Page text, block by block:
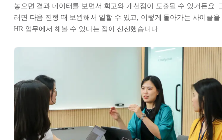
놓으면 결과 데이터를 보면서 회고와 개선점이 도출될 수 있거든요.
러면 다음 진행 때 보완해서 일할 수 있고, 이렇게 돌아가는 사이클을
HR 업무에서 해볼 수 있다는 점이 신선했습니다.